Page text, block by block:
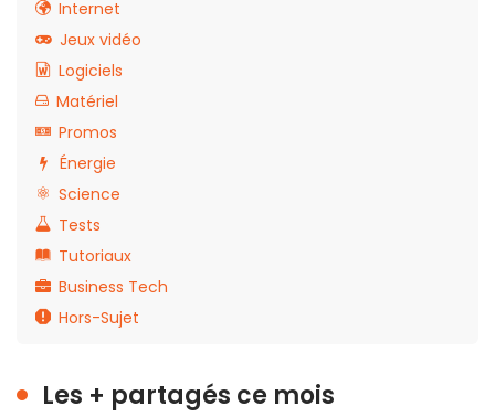
Internet
Jeux vidéo
Logiciels
Matériel
Promos
Énergie
Science
Tests
Tutoriaux
Business Tech
Hors-Sujet
Les + partagés ce mois